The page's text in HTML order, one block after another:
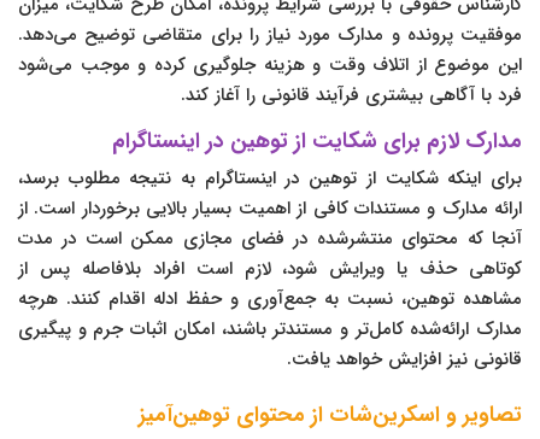
موفقیت پرونده و مدارک مورد نیاز را برای متقاضی توضیح می‌دهد.
این موضوع از اتلاف وقت و هزینه جلوگیری کرده و موجب می‌شود
فرد با آگاهی بیشتری فرآیند قانونی را آغاز کند.
مدارک لازم برای شکایت از توهین در اینستاگرام
برای اینکه شکایت از توهین در اینستاگرام به نتیجه مطلوب برسد،
ارائه مدارک و مستندات کافی از اهمیت بسیار بالایی برخوردار است. از
آنجا که محتوای منتشرشده در فضای مجازی ممکن است در مدت
کوتاهی حذف یا ویرایش شود، لازم است افراد بلافاصله پس از
مشاهده توهین، نسبت به جمع‌آوری و حفظ ادله اقدام کنند. هرچه
مدارک ارائه‌شده کامل‌تر و مستندتر باشند، امکان اثبات جرم و پیگیری
قانونی نیز افزایش خواهد یافت.
تصاویر و اسکرین‌شات از محتوای توهین‌آمیز